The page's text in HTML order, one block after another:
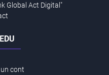
Global Act Digital"
cont